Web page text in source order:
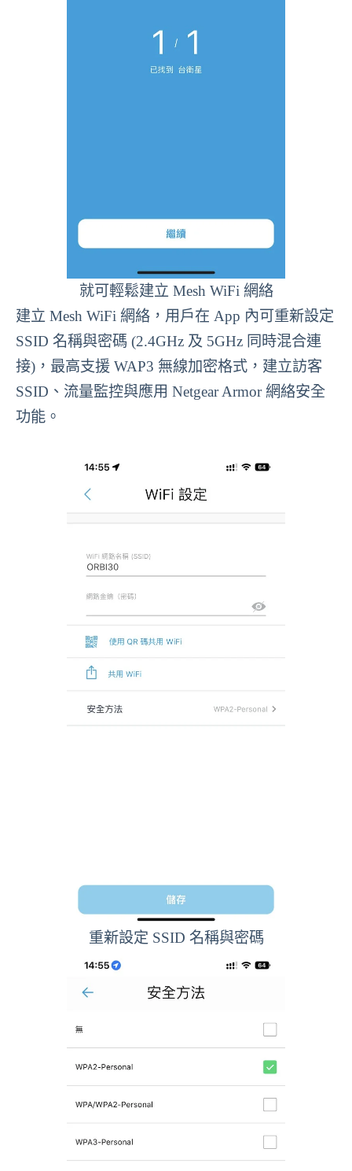
就可輕鬆建立 Mesh WiFi 網絡
建立 Mesh WiFi 網絡，用戶在 App 內可重新設定
SSID 名稱與密碼 (2.4GHz 及 5GHz 同時混合連
接)，最高支援 WAP3 無線加密格式，建立訪客
SSID、流量監控與應用 Netgear Armor 網絡安全
功能。
重新設定 SSID 名稱與密碼